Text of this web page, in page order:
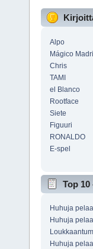
Alpo
Mágico
Chris
TAMI
el Blanco
Rootface
Siete
Figuuri
RONALDO
E-spel
Top
Huhuja
Huhuja
Huhuja